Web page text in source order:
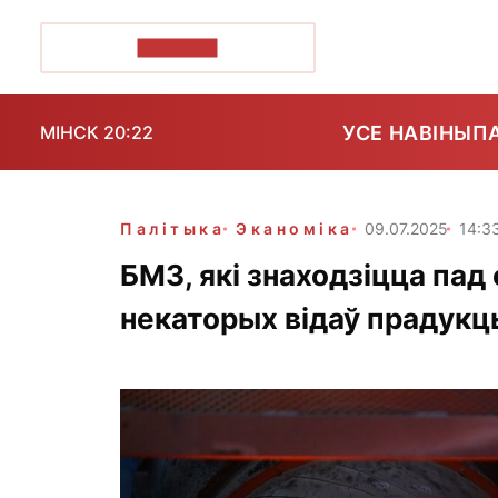
МІНСК 20:22 УСЕ НАВІНЫ
Палітыка Эканоміка 09.07.2025
БМЗ, які знаходзіцца
некаторых відаў